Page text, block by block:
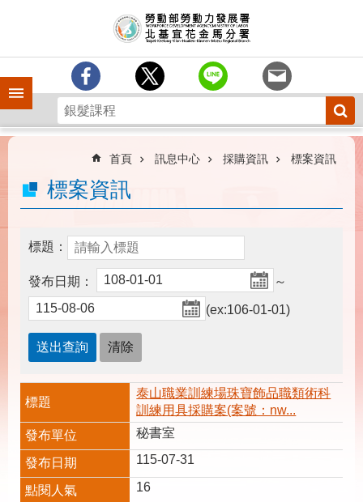
手機側欄
中
分
簡
業
務
專
區
他
網
回
首頁 訊息中心 採購資訊 標案資訊
標案資訊
標題：
發布日期： ～
(ex:106-01-01)
泰山職業訓練場珠寶飾品職類術科
訓練用具採購案(案號：nw...
秘書室
115-07-31
16